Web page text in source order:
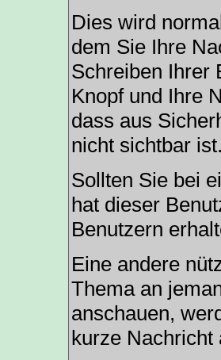
Dies wird
dem Sie Ihre
Schreiben Ihrer
Knopf und Ihre
dass aus
nicht sichtbar ist.
Sollten Sie bei
hat dieser
Benutzern
Eine andere
Thema an
anschauen,
kurze Nachricht